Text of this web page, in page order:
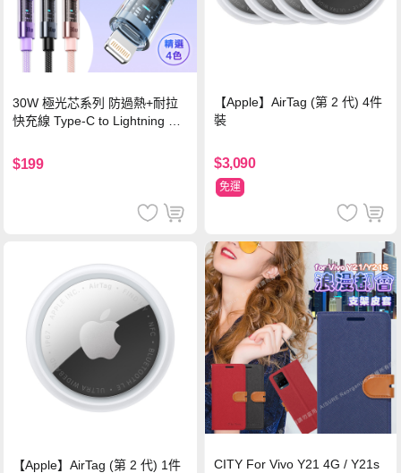
30W 極光芯系列 防過熱+耐拉
快充線 Type-C to Lightning 傳
$199
【Apple】AirTag (第 2 代) 4件
裝
$3,090
免運
【Apple】AirTag (第 2 代) 1件
CITY For Vivo Y21 4G / Y21s